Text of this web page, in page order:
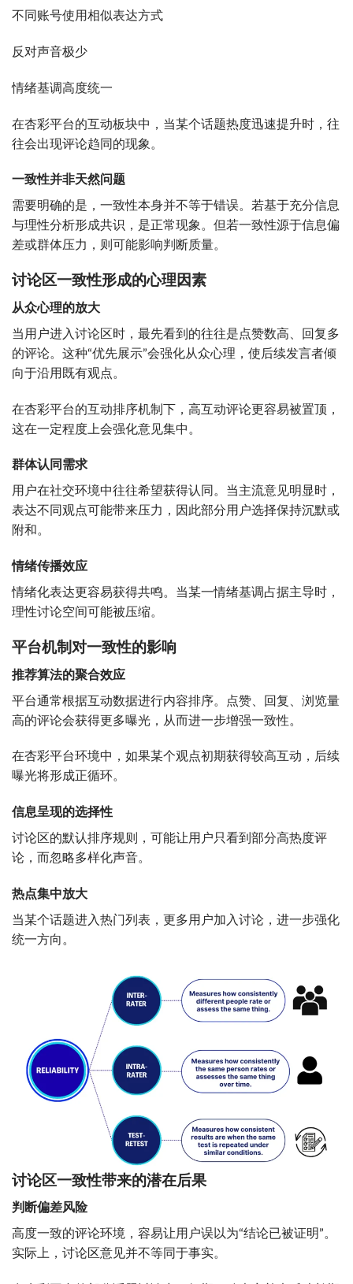
不同账号使用相似表达方式
反对声音极少
情绪基调高度统一
在杏彩平台的互动板块中，当某个话题热度迅速提升时，往
往会出现评论趋同的现象。
一致性并非天然问题
需要明确的是，一致性本身并不等于错误。若基于充分信息
与理性分析形成共识，是正常现象。但若一致性源于信息偏
差或群体压力，则可能影响判断质量。
讨论区一致性形成的心理因素
从众心理的放大
当用户进入讨论区时，最先看到的往往是点赞数高、回复多
的评论。这种“优先展示”会强化从众心理，使后续发言者倾
向于沿用既有观点。
在杏彩平台的互动排序机制下，高互动评论更容易被置顶，
这在一定程度上会强化意见集中。
群体认同需求
用户在社交环境中往往希望获得认同。当主流意见明显时，
表达不同观点可能带来压力，因此部分用户选择保持沉默或
附和。
情绪传播效应
情绪化表达更容易获得共鸣。当某一情绪基调占据主导时，
理性讨论空间可能被压缩。
平台机制对一致性的影响
推荐算法的聚合效应
平台通常根据互动数据进行内容排序。点赞、回复、浏览量
高的评论会获得更多曝光，从而进一步增强一致性。
在杏彩平台环境中，如果某个观点初期获得较高互动，后续
曝光将形成正循环。
信息呈现的选择性
讨论区的默认排序规则，可能让用户只看到部分高热度评
论，而忽略多样化声音。
热点集中放大
当某个话题进入热门列表，更多用户加入讨论，进一步强化
统一方向。
讨论区一致性带来的潜在后果
判断偏差风险
高度一致的评论环境，容易让用户误以为“结论已被证明”。
实际上，讨论区意见并不等同于事实。